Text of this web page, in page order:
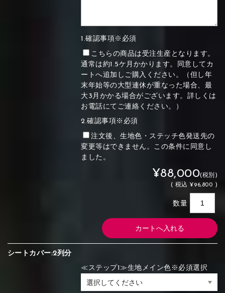
1.確認事項※必須
こちらの商品は受注生産となります。
通常は約1.5ケ月かかります。同意してカ
ートへ追加しご購入ください。（但し年
末年始等の大型連休が重なった場合、最
大3月かかる場合がございます。詳しくは
お電話にてご連絡ください。）
2.確認事項※必須
注文後、生地色・ステッチ色発送先の
変更等はできません。この条件に同意し
ました。
¥88,000(税別)
( 税込 ¥96,800 )
数量
シートカバー:2列分
≪ステップ1≫生地メイン色※必須選択